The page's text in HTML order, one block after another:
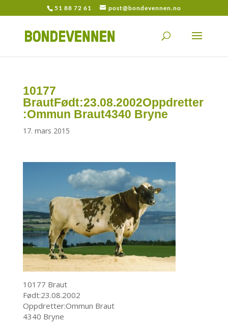
51 88 72 61 post@bondevennen.no
10177
BrautFødt:23.08.2002Oppdretter
:Ommun Braut4340 Bryne
17. mars 2015
10177 Braut
Født:23.08.2002
Oppdretter:Ommun Braut
4340 Bryne